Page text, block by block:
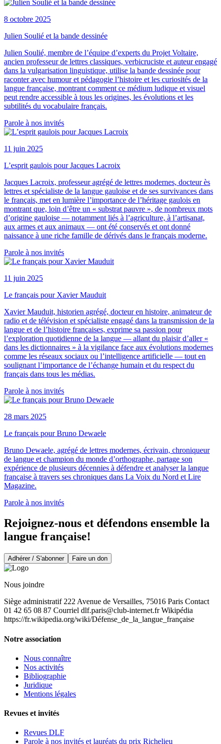
8 octobre 2025
Julien Soulié et la bande dessinée
Julien Soulié, membre de l’équipe d’experts du Projet Voltaire,
ancien professeur de lettres classiques, verbicruciste et auteur engagé
dans la vulgarisation linguistique, utilise la bande dessinée pour
raconter avec humour et pédagogie l’histoire et les curiosités de la
langue française, montrant comment ce médium ludique et visuel
peut rendre accessible à tous les origines, les évolutions et les
subtilités du vocabulaire français.
Parole à nos invités
11 juin 2025
L’esprit gaulois pour Jacques Lacroix
Jacques Lacroix, professeur agrégé de lettres modernes, docteur ès
lettres et spécialiste de la langue gauloise et de ses survivances dans
le français, met en lumière l’importance de l’héritage gaulois en
montrant que, loin d’être un « substrat pauvre », de nombreux mots
d’origine gauloise — notamment liés à l’agriculture, à l’artisanat,
aux armes et aux animaux — ont été conservés et ont donné
naissance à une riche famille de dérivés dans le français moderne.
Parole à nos invités
11 juin 2025
Le français pour Xavier Mauduit
Xavier Mauduit, historien agrégé, docteur en histoire, animateur de
radio et de télévision et spécialiste engagé dans la transmission de la
langue et de l’histoire françaises, exprime sa passion pour
l’exploration quotidienne de la langue — allant du plaisir d’aller «
dans les dictionnaires » à la vigilance face aux évolutions modernes
comme les réseaux sociaux ou l’intelligence artificielle — tout en
soulignant l’importance de l’échange humain et du respect du
français dans tous les médias.
Parole à nos invités
28 mars 2025
Le français pour Bruno Dewaele
Bruno Dewaele, agrégé de lettres modernes, écrivain, chroniqueur
de langue et champion du monde d’orthographe, partage son
expérience de plusieurs décennies à défendre et analyser la langue
française à travers ses chroniques dans La Voix du Nord et Lire
Magazine.
Parole à nos invités
Rejoignez-nous et défendons ensemble la
langue française!
Adhérer / S'abonner Faire un don
Nous joindre
Siège administratif 222 Avenue de Versailles, 75016 Paris Contact
01 42 65 08 87 Courriel dlf.paris@club-internet.frWikipédia
https://fr.wikipedia.org/wiki/Défense_de_la_langue_française
Notre association
Nous connaître
Nos activités
Bibliographie
Juridique
Mentions légales
Revues et invités
Revues DLF
Parole à nos invités et lauréats du prix Richelieu